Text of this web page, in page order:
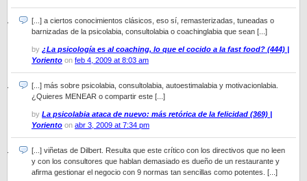
[...] a ciertos conocimientos clásicos, eso sí, remasterizadas, tuneadas o
barnizadas de la psicolabia, consultolabia o coachinglabia que sean [...]
by ¿La psicología es al coaching, lo que el cocido a la fast food? (444) |
Yoriento on feb 4, 2009 at 8:03 am
[...] más sobre psicolabia, consultolabia, autoestimalabia y motivacionlabia.
¿Quieres MENEAR o compartir este [...]
by La psicolabia ataca de nuevo: más retórica de la felicidad (369) |
Yoriento on abr 3, 2009 at 7:34 pm
[...] viñetas de Dilbert. Resulta que este crítico con los directivos que no leen
y con los consultores que hablan demasiado es dueño de un restaurante y
afirma gestionar el negocio con 9 normas tan sencillas como potentes. [...]